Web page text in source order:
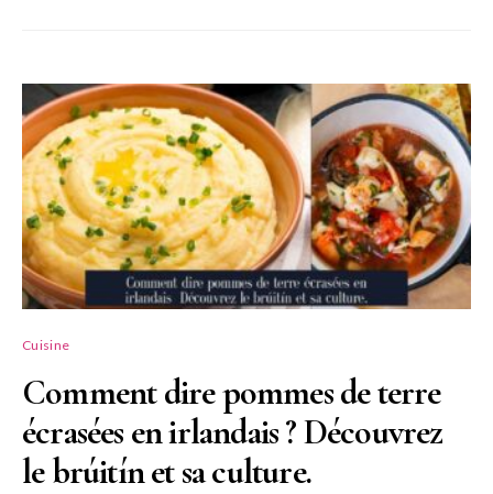
Cuisine
Comment dire pommes de terre
écrasées en irlandais ? Découvrez
le brúitín et sa culture.